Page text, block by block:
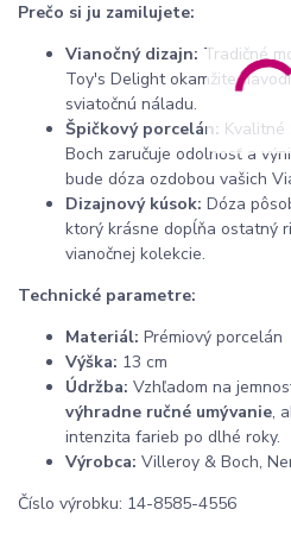
Prečo si ju zamilujete:
Vianočný dizajn: Tradičné
Toy's Delight okamžite
sviatočnú náladu.
Špičkový porcelán:
Boch zaručuje odolnosť a
bude dóza ozdobou vašich
Dizajnový kúsok: Dóza
ktorý krásne dopĺňa ostatný
vianočnej kolekcie.
Technické parametre:
Materiál: Prémiový porcelán
Výška: 13 cm
Údržba: Vzhľadom na
výhradne ručné umývanie,
intenzita farieb po dlhé roky.
Výrobca: Villeroy & Boch,
Číslo výrobku: 14-8585-4556